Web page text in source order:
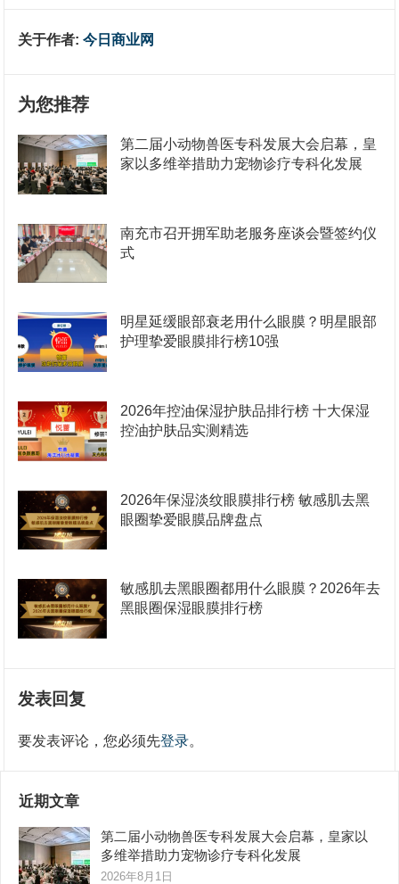
关于作者:今日商业网
为您推荐
第二届小动物兽医专科发展大会启幕，皇
家以多维举措助力宠物诊疗专科化发展
南充市召开拥军助老服务座谈会暨签约仪
式
明星延缓眼部衰老用什么眼膜？明星眼部
护理挚爱眼膜排行榜10强
2026年控油保湿护肤品排行榜 十大保湿
控油护肤品实测精选
2026年保湿淡纹眼膜排行榜 敏感肌去黑
眼圈挚爱眼膜品牌盘点
敏感肌去黑眼圈都用什么眼膜？2026年去
黑眼圈保湿眼膜排行榜
发表回复
要发表评论，您必须先登录。
近期文章
第二届小动物兽医专科发展大会启幕，皇家以
多维举措助力宠物诊疗专科化发展
2026年8月1日